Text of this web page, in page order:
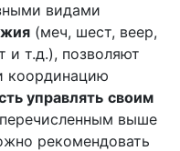
видами
(меч, шест, веер,
и т.д.), позволяют
координацию
управлять своим
выше
рекомендовать